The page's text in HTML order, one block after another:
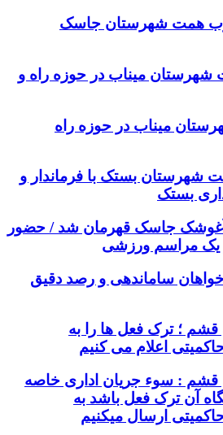
همت شهرستان جاسک
میناب در حوزه راه و
میناب در حوزه راه
شهرستان بستک با فرماندار و
بستک
آغوشک جاسک قهرمان شد / حضور
مراسم ورزشی
ساماندهی و رصد دقیق
؛ ترک فعل ها را به
اعلام می کنیم
: سوء جریان اداری خاصه
آن ترک فعل باشد به
ارسال میکنیم